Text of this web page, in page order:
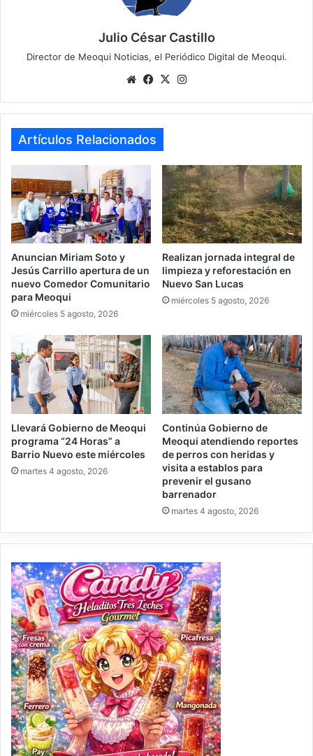
Julio César Castillo
Director de Meoqui Noticias, el Periódico Digital de Meoqui.
WebsiteFacebook
X
Artículos Relacionados
Anuncian Miriam Soto y
Jesús Carrillo apertura de un
nuevo Comedor Comunitario
para Meoqui
miércoles 5 agosto, 2026
Realizan jornada integral de
limpieza y reforestación en
Nuevo San Lucas
miércoles 5 agosto, 2026
Llevará Gobierno de Meoqui
programa “24 Horas” a
Barrio Nuevo este miércoles
martes 4 agosto, 2026
Continúa Gobierno de
Meoqui atendiendo reportes
de perros con heridas y
visita a establos para
prevenir el gusano
barrenador
martes 4 agosto, 2026